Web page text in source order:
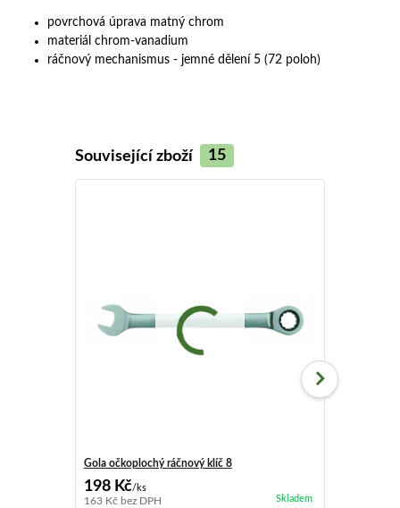
povrchová úprava matný chrom
materiál chrom-vanadium
ráčnový mechanismus - jemné dělení 5 (72 poloh)
Související zboží 15
Gola očkoplochý ráčnový klíč 8
198 Kč/ks
163 Kč bez DPH Skladem